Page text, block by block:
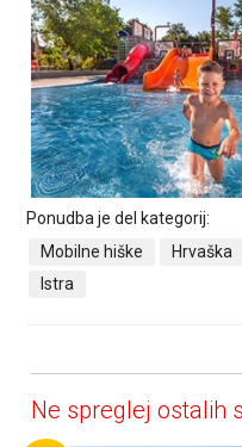
Ponudba je del kategorij:
Mobilne hiške
Hrvaška
Istra
Ne spreglej ostalih